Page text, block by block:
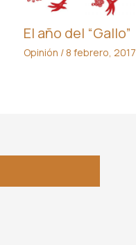
El año del “Gallo”
Opinión / 8 febrero, 2017